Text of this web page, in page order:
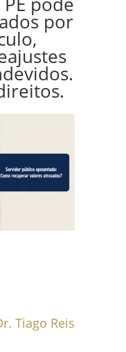
por
Tiago Reis